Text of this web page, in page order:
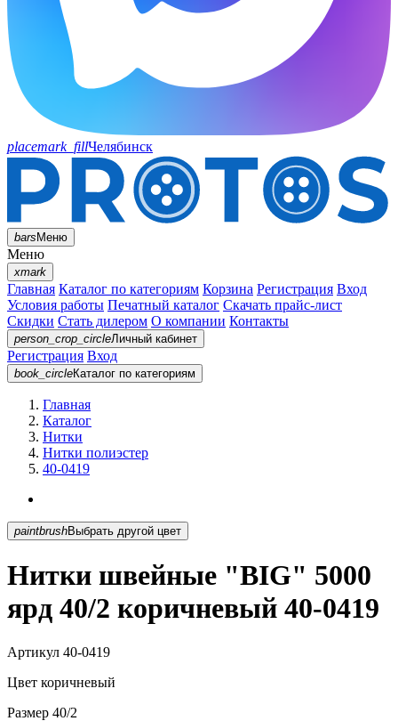
placemark_fillЧелябинск
barsМеню
Меню
xmark
Главная Каталог по категориям Корзина Регистрация Вход
Условия работы Печатный каталог Скачать прайс-лист
Скидки Стать дилером О компании Контакты
person_crop_circleЛичный кабинет
Регистрация Вход
book_circleКаталог по категориям
Главная
Каталог
Нитки
Нитки полиэстер
40-0419
paintbrush Выбрать другой цвет
Нитки швейные "BIG" 5000
ярд 40/2 коричневый 40-0419
Артикул 40-0419
Цвет коричневый
Размер 40/2